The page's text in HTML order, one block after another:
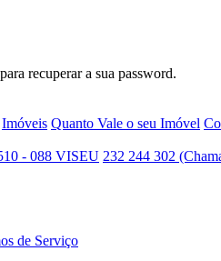
recuperar a sua password.
Imóveis Quanto Vale o seu Imóvel
- 088 VISEU 232 244 302
de Serviço